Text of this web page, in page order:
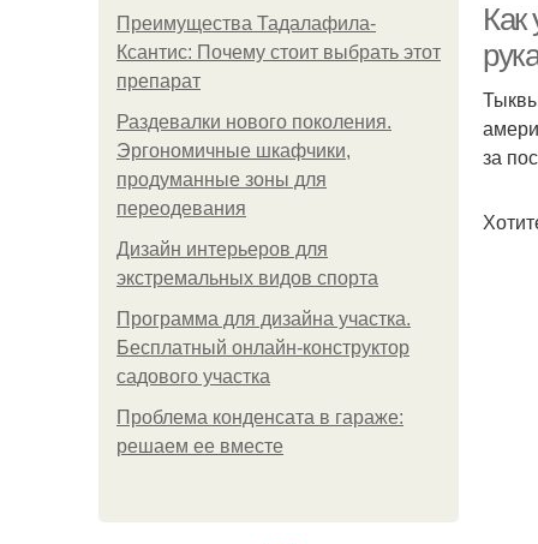
Преимущества Тадалафила-
Ксантис: Почему стоит выбрать этот
препарат
Раздевалки нового поколения.
Эргономичные шкафчики,
продуманные зоны для
переодевания
Дизайн интерьеров для
экстремальных видов спорта
Программа для дизайна участка.
Бесплатный онлайн-конструктор
садового участка
Проблема конденсата в гараже:
решаем ее вместе
за